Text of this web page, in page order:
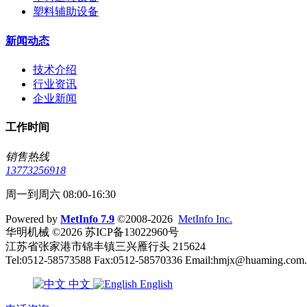
塑料辅助设备
新闻动态
技术介绍
行业资讯
企业新闻
工作时间
销售热线
13773256918
周一到周六 08:00-16:30
Powered by MetInfo 7.9 ©2008-2026 MetInfo Inc.
华明机械 ©2026 苏ICP备13022960号
江苏省张家港市锦丰镇三兴雁行头 215624
Tel:0512-58573588 Fax:0512-58570336
中文 English